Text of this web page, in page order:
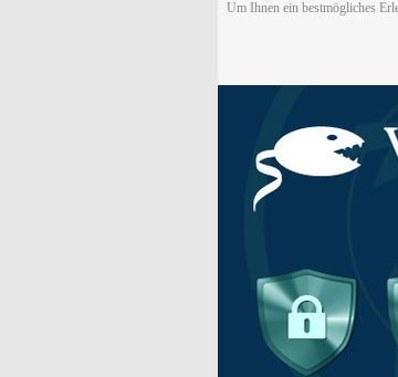
Um Ihnen ein bestmögliches